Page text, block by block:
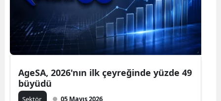
AgeSA, 2026'nın ilk çeyreğinde yüzde 49
büyüdü
Sektör 05 Mayıs 2026